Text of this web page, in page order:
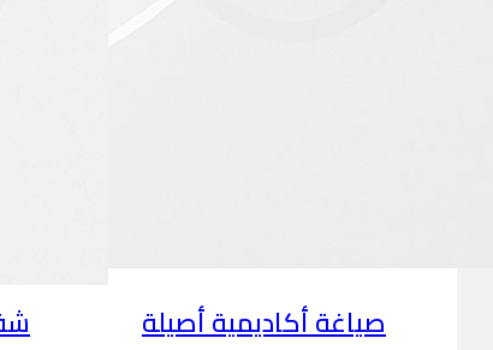
صياغة أكاديمية أصيلة